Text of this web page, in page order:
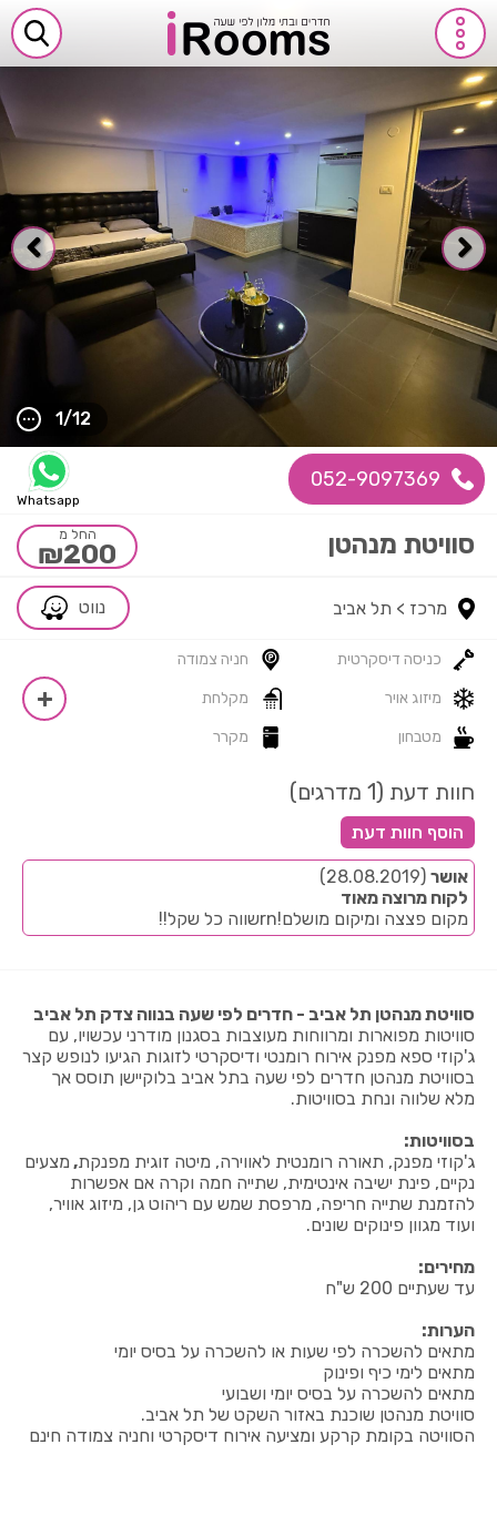
052-9097369
Whatsapp
החל מ
₪200
נווט
1/12
סוויטת מנהטן
מרכז > תל אביב
כניסה דיסקרטית חניה צמודה
מיזוג אויר מקלחת
מטבחון מקרר
חוות דעת (1 מדרגים)
אושר (28.08.2019)
לקוח מרוצה מאוד
מקום פצצה ומיקום מושלם!rnשווה כל שקל!!
סוויטת מנהטן תל אביב - חדרים לפי שעה בנווה צדק תל אביב
סוויטות מפוארות ומרווחות מעוצבות בסגנון מודרני עכשויו, עם
ג'קוזי ספא מפנק אירוח רומנטי ודיסקרטי לזוגות הגיעו לנופש קצר
בסוויטת מנהטן חדרים לפי שעה בתל אביב בלוקיישן תוסס אך
מלא שלווה ונחת בסוויטות.
בסוויטות:
ג'קוזי מפנק, תאורה רומנטית לאווירה, מיטה זוגית מפנקת, מצעים
נקיים, פינת ישיבה אינטימית, שתייה חמה וקרה אם אפשרות
להזמנת שתייה חריפה, מרפסת שמש עם ריהוט גן, מיזוג אוויר,
ועוד מגוון פינוקים שונים.
מחירים:
עד שעתיים 200 ש"ח
הערות:
מתאים להשכרה לפי שעות או להשכרה על בסיס יומי
מתאים לימי כיף ופינוק
מתאים להשכרה על בסיס יומי ושבועי
סוויטת מנהטן שוכנת באזור השקט של תל אביב.
הסוויטה בקומת קרקע ומציעה אירוח דיסקרטי וחניה צמודה חינם